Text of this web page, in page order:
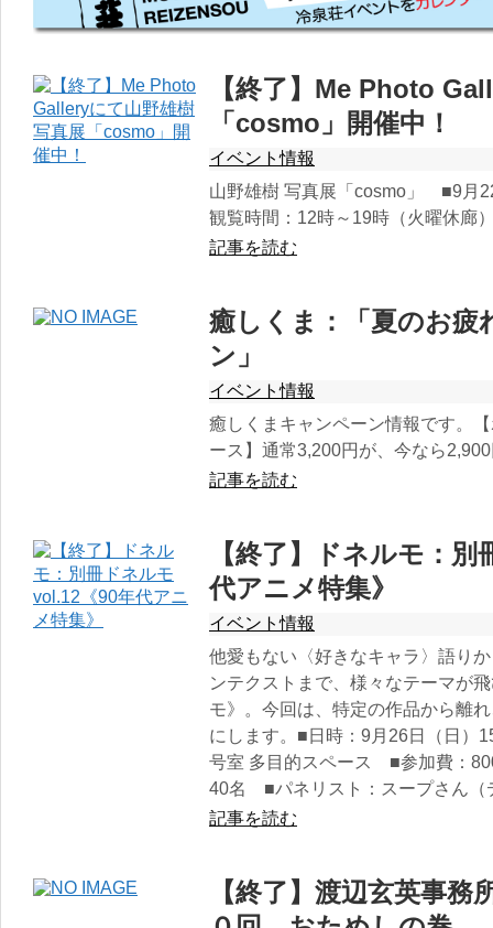
【終了】Me Photo
「cosmo」開催中！
イベント情報
山野雄樹 写真展「cosmo」 ■9月
観覧時間：12時～19時（火曜休廊
記事を読む
癒しくま：「夏のお疲
ン」
イベント情報
癒しくまキャンペーン情報です。
ース】通常3,200円が、今なら
記事を読む
【終了】ドネルモ：
代アニメ特集》
イベント情報
他愛もない〈好きなキャラ〉語り
ンテクストまで、様々なテーマが
モ》。今回は、特定の作品から離
にします。■日時：9月26日（日
号室 多目的スペース ■参加費：
40名 ■パネリスト：スープさん（
記事を読む
【終了】渡辺玄英事務